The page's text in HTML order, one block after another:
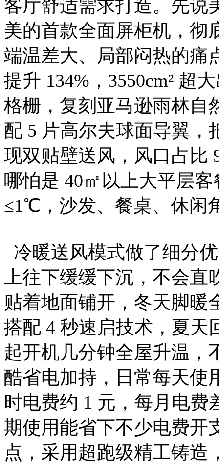
客厅舒适需求打造。先说
美的首款全面屏柜机，彻
端温差大、局部闷热的痛
提升 134%，3550cm² 超
格栅，复刻亚马逊雨林自
配 5 片高尔夫球面导翼，
现双贴壁送风，风口占比
哪怕是 40㎡以上大平层
≤1℃，沙发、餐桌、休闲
冷暖送风模式做了细分
上往下缓缓下沉，不会
贴着地面铺开，冬天脚暖
搭配 4 秒速启技术，夏天
起开机几分钟全屋升温，
酷省电加持，日常每天使
时电费约 1 元，每月电费
期使用能省下不少电费开
点，采用超跑级精工铸造